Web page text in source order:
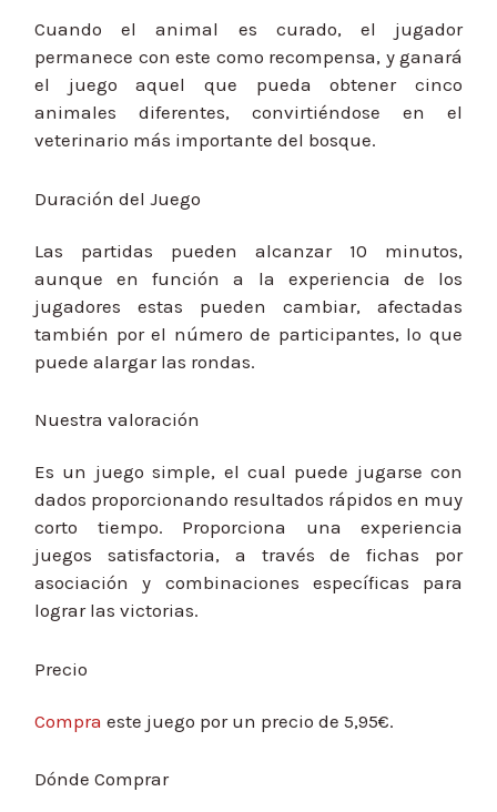
Cuando el animal es curado, el jugador
permanece con este como recompensa, y ganará
el juego aquel que pueda obtener cinco
animales diferentes, convirtiéndose en el
veterinario más importante del bosque.
Duración del Juego
Las partidas pueden alcanzar 10 minutos,
aunque en función a la experiencia de los
jugadores estas pueden cambiar, afectadas
también por el número de participantes, lo que
puede alargar las rondas.
Nuestra valoración
Es un juego simple, el cual puede jugarse con
dados proporcionando resultados rápidos en muy
corto tiempo. Proporciona una experiencia
juegos satisfactoria, a través de fichas por
asociación y combinaciones específicas para
lograr las victorias.
Precio
Compra este juego por un precio de 5,95€.
Dónde Comprar